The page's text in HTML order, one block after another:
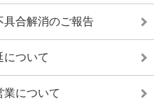
具合解消のご報告
について
業について